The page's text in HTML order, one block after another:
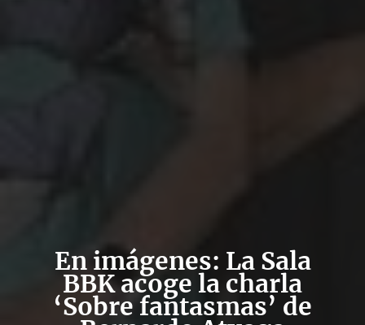
En imágenes: La Sala
BBK acoge la charla
‘Sobre fantasmas’ de